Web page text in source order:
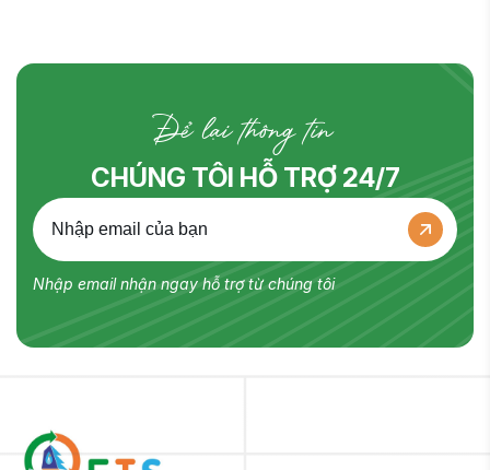
Để lại thông tin
CHÚNG TÔI HỖ TRỢ 24/7
Nhập email nhận ngay hỗ trợ từ chúng tôi